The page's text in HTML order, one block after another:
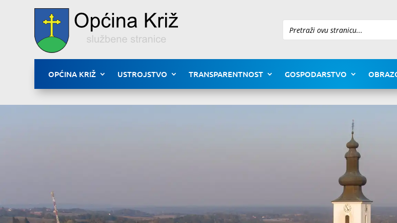
Pretraži
OPĆINA KRIŽ USTROJSTVO TRANSPARENTNOST GOSPODARSTVO